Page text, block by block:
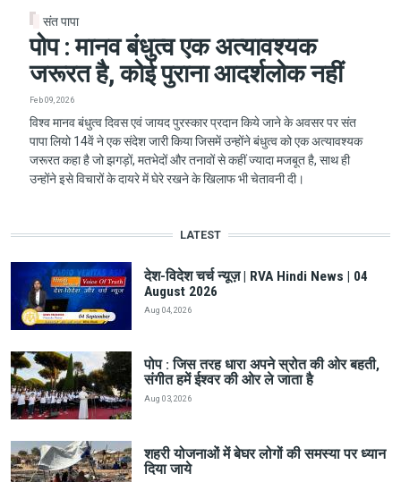
संत पापा
पोप : मानव बंधुत्व एक अत्यावश्यक
जरूरत है, कोई पुराना आदर्शलोक नहीं
Feb 09, 2026
विश्व मानव बंधुत्व दिवस एवं जायद पुरस्कार प्रदान किये जाने के अवसर पर संत
पापा लियो 14वें ने एक संदेश जारी किया जिसमें उन्होंने बंधुत्व को एक अत्यावश्यक
जरूरत कहा है जो झगड़ों, मतभेदों और तनावों से कहीं ज्यादा मजबूत है, साथ ही
उन्होंने इसे विचारों के दायरे में घेरे रखने के खिलाफ भी चेतावनी दी।
LATEST
देश-विदेश चर्च न्यूज़ | RVA Hindi News | 04
August 2026
Aug 04, 2026
पोप : जिस तरह धारा अपने स्रोत की ओर बहती,
संगीत हमें ईश्वर की ओर ले जाता है
Aug 03, 2026
शहरी योजनाओं में बेघर लोगों की समस्या पर ध्यान
दिया जाये